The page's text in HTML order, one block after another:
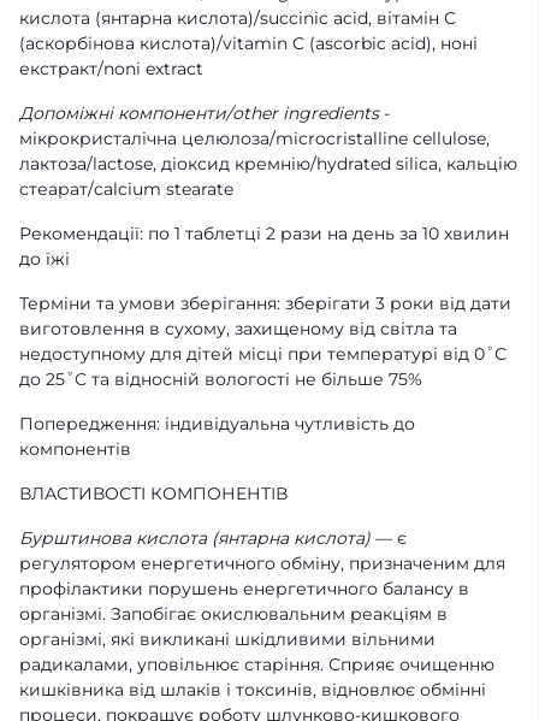
кислота (янтарна кислота)/succinic acid, вітамін С
(аскорбінова кислота)/vitamin C (ascorbic acid), ноні
екстракт/noni extract
Допоміжні компоненти/other ingredients-
мікрокристалічна целюлоза/microcristalline cellulose,
лактоза/lactose, діоксид кремнію/hydrated silica, кальцію
стеарат/calcium stearate
Рекомендації: по 1 таблетці 2 рази на день за 10 хвилин
до їжі
Терміни та умови зберігання: зберігати 3 роки від дати
виготовлення в сухому, захищеному від світла та
недоступному для дітей місці при температурі від 0˚С
до 25˚С та відносній вологості не більше 75%
Попередження: індивідуальна чутливість до
компонентів
ВЛАСТИВОСТІ КОМПОНЕНТІВ
Бурштинова кислота (янтарна кислота) — є
регулятором енергетичного обміну, призначеним для
профілактики порушень енергетичного балансу в
організмі. Запобігає окислювальним реакціям в
організмі, які викликані шкідливими вільними
радикалами, уповільнює старіння. Сприяє очищенню
кишківника від шлаків і токсинів, відновлює обмінні
процеси, покращує роботу шлунково-кишкового